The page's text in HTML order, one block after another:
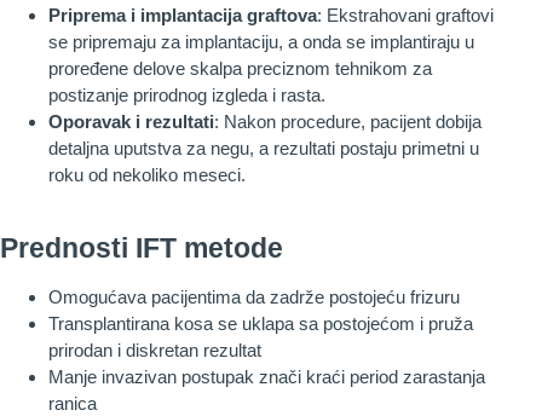
Priprema i implantacija graftova: Ekstrahovani graftovi
se pripremaju za implantaciju, a onda se implantiraju u
proređene delove skalpa preciznom tehnikom za
postizanje prirodnog izgleda i rasta.
Oporavak i rezultati: Nakon procedure, pacijent dobija
detaljna uputstva za negu, a rezultati postaju primetni u
roku od nekoliko meseci.
Prednosti IFT metode
Omogućava pacijentima da zadrže postojeću frizuru
Transplantirana kosa se uklapa sa postojećom i pruža
prirodan i diskretan rezultat
Manje invazivan postupak znači kraći period zarastanja
ranica